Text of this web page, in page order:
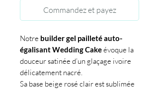
Commandez et payez
Notre builder gel pailleté auto-
égalisant Wedding Cakeévoque la
douceur satinée d’un glaçage ivoire
délicatement nacré.
Sa base beige rosé clair est sublimée